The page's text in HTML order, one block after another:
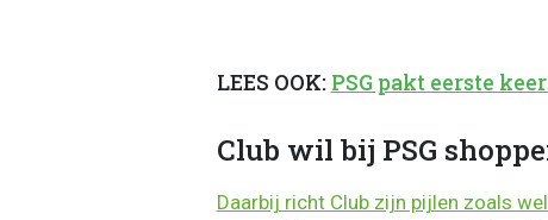
LEES OOK: PSG pakt eerste
Club wil bij PSG
Daarbij richt Club zijn pijlen zoals